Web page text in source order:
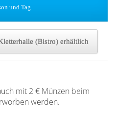
und Tag
(Bistro) erhältlich
mit 2 € Münzen beim
werden.